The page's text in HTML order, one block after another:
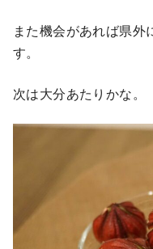
また機会があれば県外
す。
次は大分あたりかな。